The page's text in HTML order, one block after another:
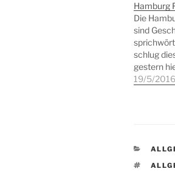
Hamburg
Die
sind
schlug
gestern
Fast 5
drei zu
19/5/2016